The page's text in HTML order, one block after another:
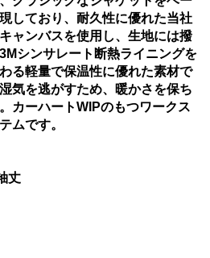
しており、耐久性に優れた当社
ャンバスを使用し、生地には撥
シンサレート断熱ライニングを
る軽量で保温性に優れた素材で
気を逃がすため、暖かさを保ち
カーハートWIPのもつワークス
ムです。
丈